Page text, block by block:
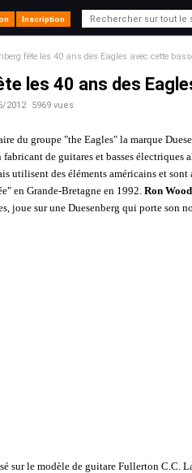
Inscription
fête les 40 ans des Eagles avec cette
les 40 ans des
2012 5969 vues
fabricant de guitares et basses
utilisent des éléments américains et sont
en Grande-Bretagne en 1992. Ron Wood
joue sur une Duesenberg qui porte son
sur le modèle de guitare Fullerton C.C.